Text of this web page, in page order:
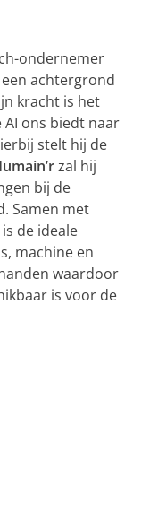
ondernemer
achtergrond
kracht is het
ons biedt naar
stelt hij de
zal hij
bij de
Samen met
de ideale
machine en
waardoor
is voor de